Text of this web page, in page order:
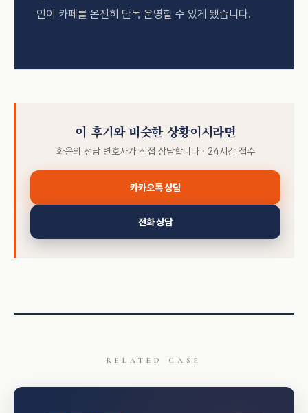
인이 카페를 온전히 단독 운영할 수 있게 됐습니다.
이 후기와 비슷한 상황이시라면
화온의 전담 변호사가 직접 상담합니다 · 24시간 접수
카카오톡 상담
전화 상담
RELATED CASE